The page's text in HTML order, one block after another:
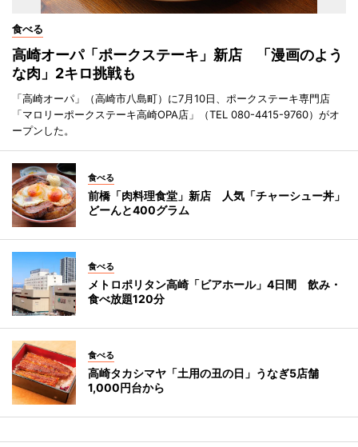
食べる
高崎オーパ「ポークステーキ」新店 「漫画のよう
な肉」2キロ挑戦も
「高崎オーパ」（高崎市八島町）に7月10日、ポークステーキ専門店
「マロリーポークステーキ高崎OPA店」（TEL 080-4415-9760）がオ
ープンした。
食べる
前橋「肉料理食堂」新店 人気「チャーシュー丼」
どーんと400グラム
食べる
メトロポリタン高崎「ビアホール」4日間 飲み・
食べ放題120分
食べる
高崎タカシマヤ「土用の丑の日」うなぎ5店舗
1,000円台から